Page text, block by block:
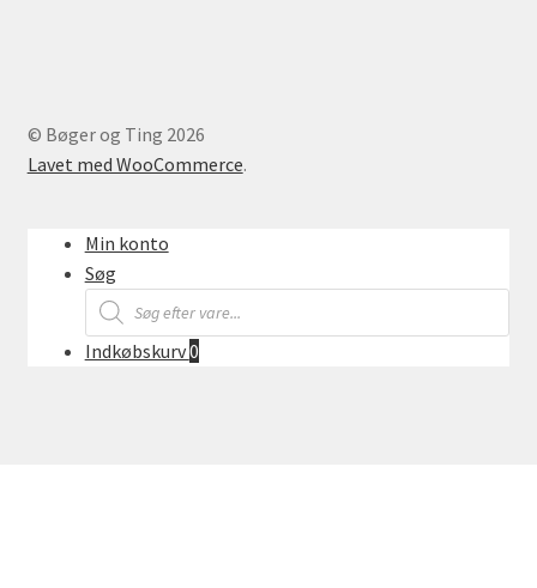
© Bøger og Ting 2026
Lavet med WooCommerce.
Min konto
Søg
Products
search
Indkøbskurv0